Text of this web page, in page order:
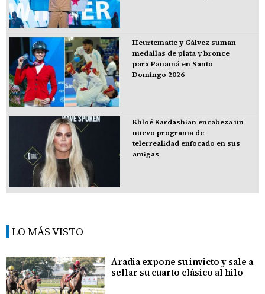
Heurtematte y Gálvez suman
medallas de plata y bronce
para Panamá en Santo
Domingo 2026
Khloé Kardashian encabeza un
nuevo programa de
telerrealidad enfocado en sus
amigas
LO MÁS VISTO
Aradia expone su invicto y sale a
sellar su cuarto clásico al hilo